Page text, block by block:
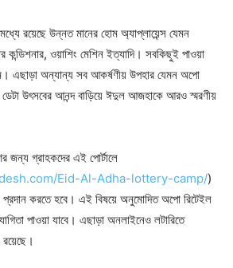
রয়েছে উন্নত মানের হোম অ্যাপ্লায়েন্স যেমন
কন্ডিশনার, ওয়াশিং মেশিন ইত্যাদি। সবকিছুই পাওয়া
এছাড়া অন্যান্য সব আকর্ষণীয় উপহার যেমন অপো
ডেটা উৎসবের আনন্দ বাড়িয়ে ঈদুল আজহাকে আরও স্মরণীয়
জন্য গ্রাহকদের এই পোর্টালে
Eid-Al-Adha-lottery-camp/)
প্রদান করতে হবে। এই বিষয়ে অনুমোদিত অপো রিটেইল
পাওয়া যাবে। এছাড়া অনলাইনেও লটারিতে